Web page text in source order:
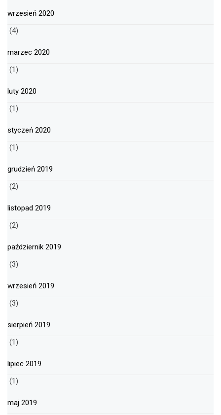
wrzesień 2020
(4)
marzec 2020
(1)
luty 2020
(1)
styczeń 2020
(1)
grudzień 2019
(2)
listopad 2019
(2)
październik 2019
(3)
wrzesień 2019
(3)
sierpień 2019
(1)
lipiec 2019
(1)
maj 2019